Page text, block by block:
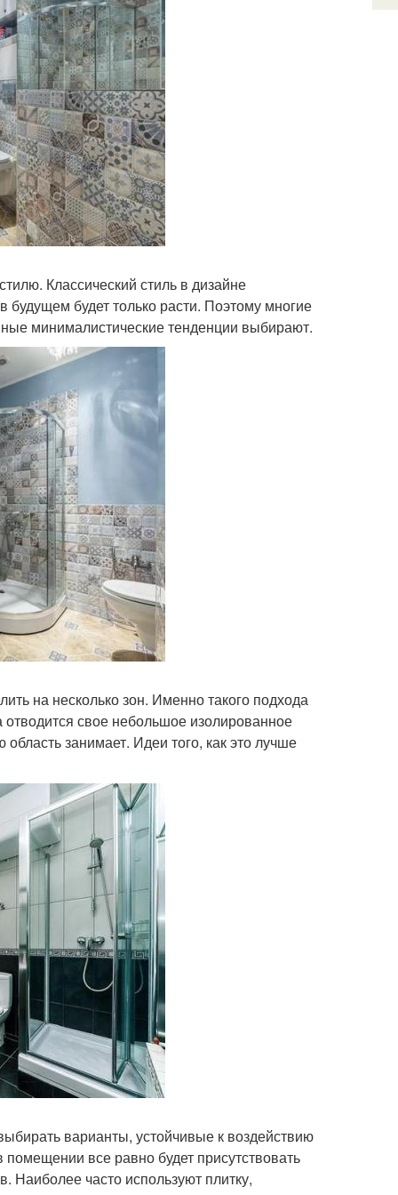
Классический стиль в дизайне
будущем будет только расти. Поэтому многие
минималистические тенденции выбирают.
на несколько зон. Именно такого подхода
свое небольшое изолированное
занимает. Идеи того, как это лучше
варианты, устойчивые к воздействию
все равно будет присутствовать
часто используют плитку,